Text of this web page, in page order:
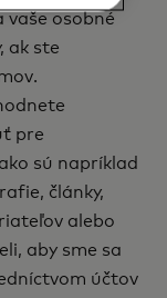
osobné
ak ste
pre
sú napríklad
články,
alebo
aby sme sa
účtov